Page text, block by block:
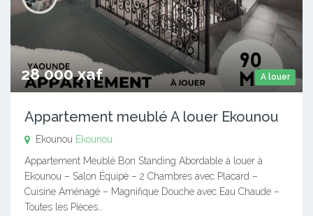
A louer
28 000 xaf
Appartement meublé A louer Ekounou
Ekounou Ekounou
Appartement Meublé Bon Standing Abordable à louer à
Ekounou – Salon Équipé – 2 Chambres avec Placard –
Cuisine Aménagé – Magnifique Douche avec Eau Chaude –
Toutes les Pièces…